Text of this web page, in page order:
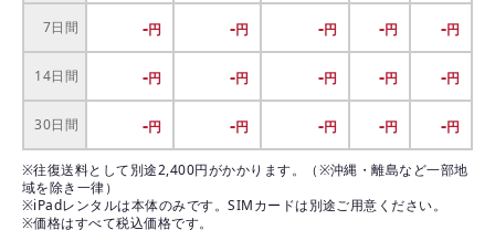
7日間 - - - - -
14日間 - - - - -
30日間 - - - - -
※往復送料として別途2,400円がかかります。（※沖縄・離島など一部地
域を除き一律）
※iPadレンタルは本体のみです。SIMカードは別途ご用意ください。
※価格はすべて税込価格です。